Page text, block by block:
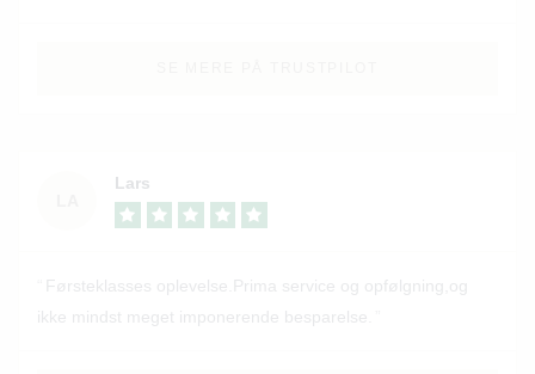
Lars
Førsteklasses oplevelse.Prima service og opfølgning,og
ikke mindst meget imponerende besparelse.